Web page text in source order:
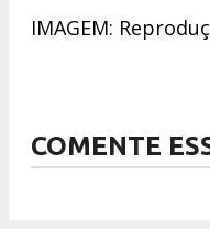
IMAGEM:
COMENTE